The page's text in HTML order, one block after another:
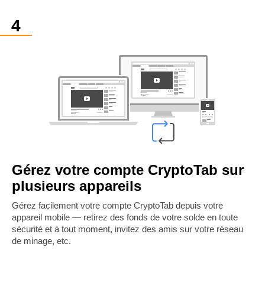
Gérez votre compte CryptoTab sur
plusieurs appareils
Gérez facilement votre compte CryptoTab depuis votre
appareil mobile — retirez des fonds de votre solde en toute
sécurité et à tout moment, invitez des amis sur votre réseau
de minage, etc.